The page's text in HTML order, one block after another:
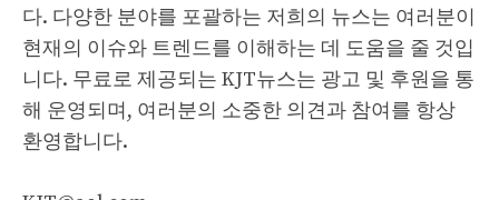
다. 다양한 분야를 포괄하는 저희의 뉴스는 여러분이
현재의 이슈와 트렌드를 이해하는 데 도움을 줄 것입
니다. 무료로 제공되는 KJT뉴스는 광고 및 후원을 통
해 운영되며, 여러분의 소중한 의견과 참여를 항상
환영합니다.